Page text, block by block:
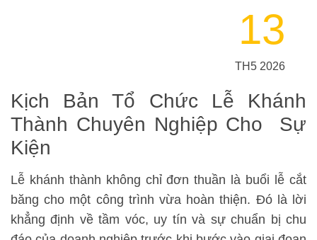
13
TH5 2026
Kịch Bản Tổ Chức Lễ Khánh
Thành Chuyên Nghiệp Cho Sự
Kiện
Lễ khánh thành không chỉ đơn thuần là buổi lễ cắt
băng cho một công trình vừa hoàn thiện. Đó là lời
khẳng định về tầm vóc, uy tín và sự chuẩn bị chu